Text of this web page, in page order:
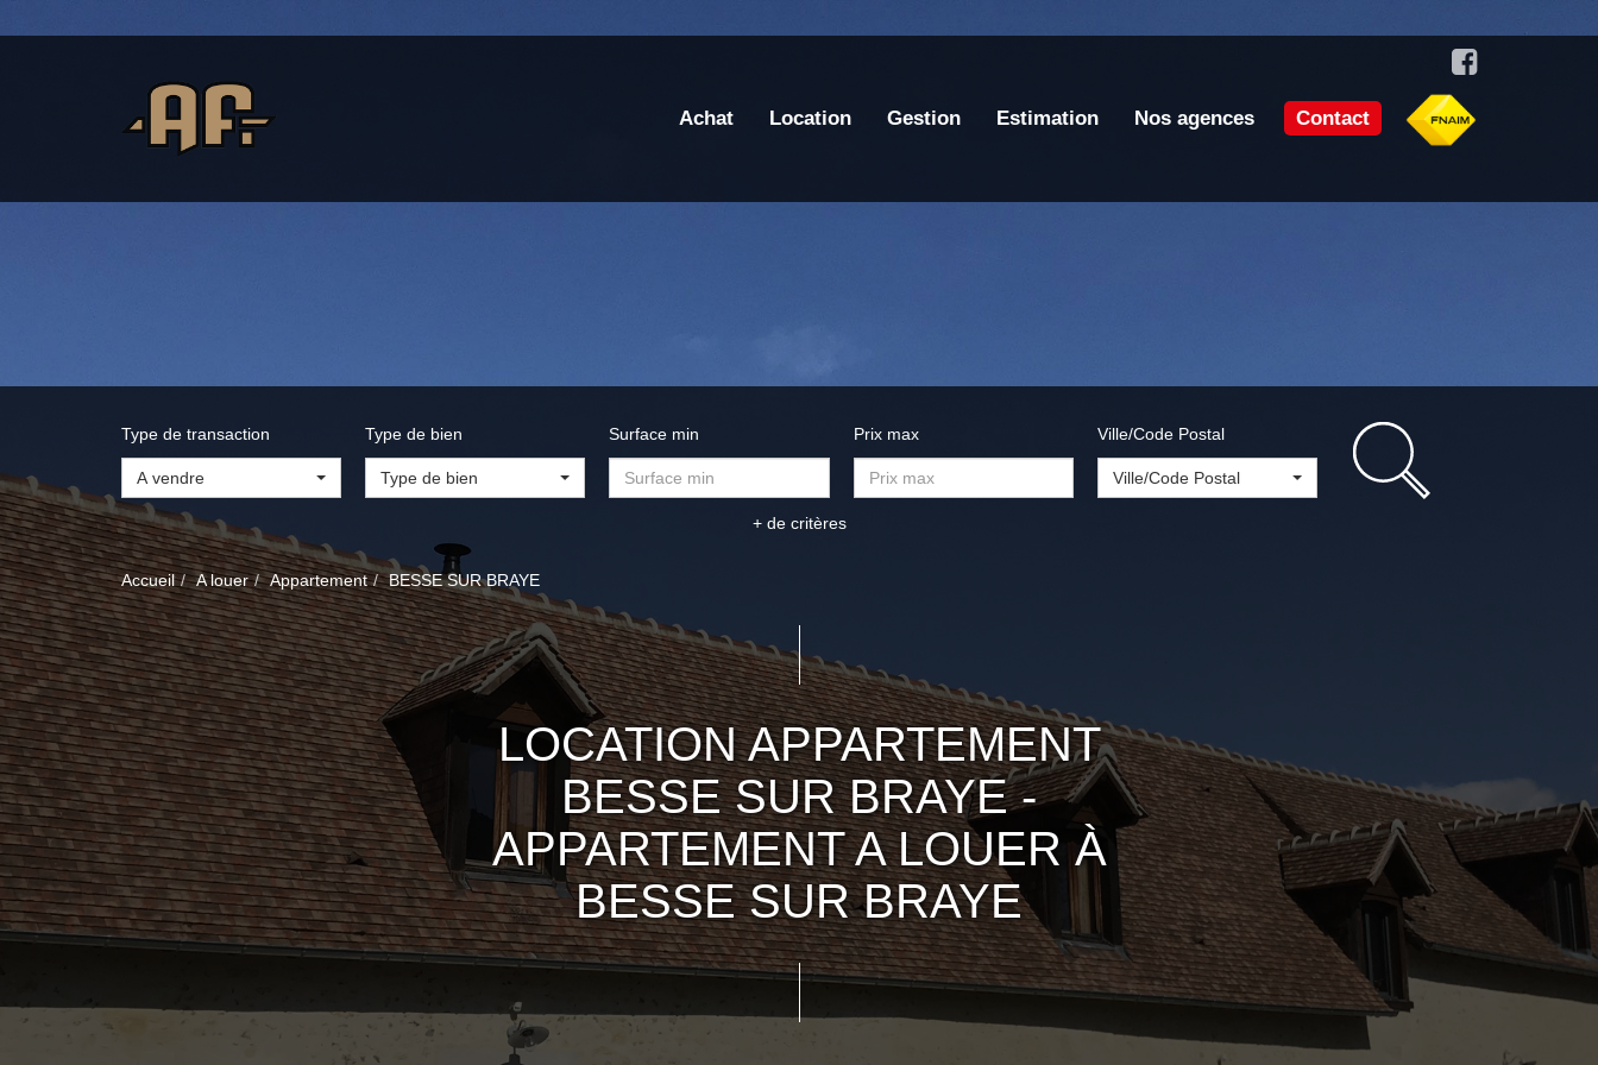
Achat Location Gestion Estimation Nos agences Contact
Type de transaction
A vendre
Type de bien
Type de bien
Surface min Prix max Ville/Code Postal
Ville/Code Postal
+ de critères
Accueil A louer Appartement BESSE SUR BRAYE
LOCATION APPARTEMENT
BESSE SUR BRAYE -
APPARTEMENT A LOUER À
BESSE SUR BRAYE